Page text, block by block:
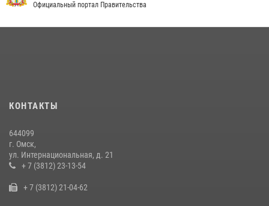
Официальный портал Правительства
КОНТАКТЫ
644099
г. Омск,
ул. Интернациональная, д. 21
+ 7 (3812) 23-13-54
+ 7 (3812) 21-04-62